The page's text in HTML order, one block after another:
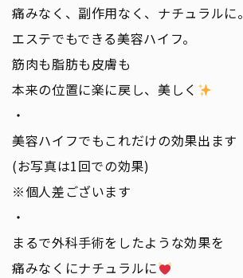
痛みなく、副作用なく、ナチュラルに。
エステでもできる美容ハイフ。
筋肉も脂肪も皮膚も
本来の位置に楽に戻し、美しく
・
美容ハイフでもこれだけの効果出ます
(お写真は1回での効果)
※個人差ございます
・
まるで外科手術をしたような効果を
痛みなくにナチュラルに